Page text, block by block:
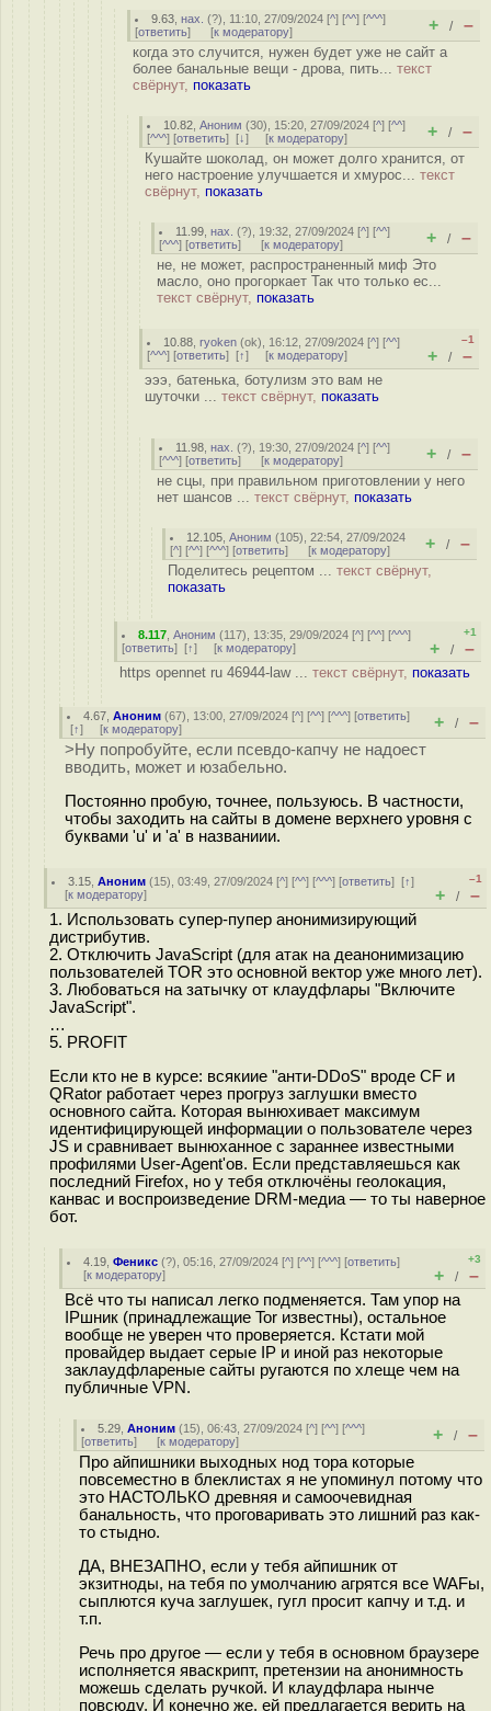
9.63 ,нах. (?), 11:10, 27/09/2024 [^] [^^] [^^^]
[ответить] [к модератору] + / –
когда это случится, нужен будет уже не сайт а
более банальные вещи - дрова, пить... текст
свёрнут, показать
10.82 ,Аноним (30), 15:20, 27/09/2024 [^] [^^]
[^^^] [ответить] [↓] [к модератору] + / –
Кушайте шоколад, он может долго хранится, от
него настроение улучшается и хмурос... текст
свёрнут, показать
11.99 ,нах. (?), 19:32, 27/09/2024 [^] [^^]
[^^^] [ответить] [к модератору] + / –
не, не может, распространенный миф Это
масло, оно прогоркает Так что только ес...
текст свёрнут, показать
10.88 ,ryoken (ok), 16:12, 27/09/2024 [^] [^^]
[^^^] [ответить] [↑] [к модератору]
–1
+ / –
эээ, батенька, ботулизм это вам не
шуточки ... текст свёрнут, показать
11.98 ,нах. (?), 19:30, 27/09/2024 [^] [^^]
[^^^] [ответить] [к модератору] + / –
не сцы, при правильном приготовлении у него
нет шансов ... текст свёрнут, показать
12.105 ,Аноним (105), 22:54, 27/09/2024
[^] [^^] [^^^] [ответить] [к модератору] + / –
Поделитесь рецептом ... текст свёрнут,
показать
8.117 ,Аноним (117), 13:35, 29/09/2024 [^] [^^] [^^^]
[ответить] [↑] [к модератору]
+1
+ / –
https opennet ru 46944-law ... текст свёрнут, показать
4.67 ,Аноним (67), 13:00, 27/09/2024 [^] [^^] [^^^] [ответить]
[↑] [к модератору] + / –
>Ну попробуйте, если псевдо-капчу не надоест
вводить, может и юзабельно.
Постоянно пробую, точнее, пользуюсь. В частности,
чтобы заходить на сайты в домене верхнего уровня с
буквами 'u' и 'a' в названиии.
3.15 ,Аноним (15), 03:49, 27/09/2024 [^] [^^] [^^^] [ответить][↑]
[к модератору]
–1
+ / –
1. Использовать супер-пупер анонимизирующий
дистрибутив.
2. Отключить JavaScript (для атак на деанонимизацию
пользователей TOR это основной вектор уже много лет).
3. Любоваться на затычку от клаудфлары "Включите
JavaScript".
…
5. PROFIT
Если кто не в курсе: всякиие "анти-DDoS" вроде CF и
QRator работает через прогруз заглушки вместо
основного сайта. Которая вынюхивает максимум
идентифицирующей информации о пользователе через
JS и сравнивает вынюханное с зараннее известными
профилями User-Agent'ов. Если представляешься как
последний Firefox, но у тебя отключёны геолокация,
канвас и воспроизведение DRM-медиа — то ты наверное
бот.
4.19 ,Феникс (?), 05:16, 27/09/2024 [^] [^^] [^^^] [ответить]
[к модератору]
+3
+ / –
Всё что ты написал легко подменяется. Там упор на
IPшник (принадлежащие Tor известны), остальное
вообще не уверен что проверяется. Кстати мой
провайдер выдает серые IP и иной раз некоторые
заклаудфлареные сайты ругаются по хлеще чем на
публичные VPN.
5.29 ,Аноним (15), 06:43, 27/09/2024 [^] [^^] [^^^]
[ответить] [к модератору] + / –
Про айпишники выходных нод тора которые
повсеместно в блеклистах я не упоминул потому что
это НАСТОЛЬКО древняя и самоочевидная
банальность, что проговаривать это лишний раз как-
то стыдно.
ДА, ВНЕЗАПНО, если у тебя айпишник от
экзитноды, на тебя по умолчанию агрятся все WAFы,
сыплются куча заглушек, гугл просит капчу и т.д. и
т.п.
Речь про другое — если у тебя в основном браузере
исполняется яваскрипт, претензии на анонимность
можешь сделать ручкой. И клаудфлара нынче
повсюду. И конечно же, ей предлагается верить на